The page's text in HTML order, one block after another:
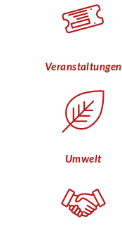
Veranstaltungen
Umwelt